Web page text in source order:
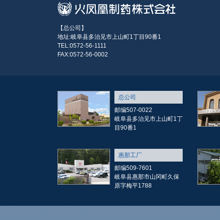
【总公司】
地址:岐阜县多治见市上山町1丁目90番1
TEL:0572-56-1111
FAX:0572-56-0002
总公司
邮编507-0022
岐阜县多治见市上山町1丁
目90番1
惠那工厂
邮编509-7601
岐阜县惠那市山冈町久保
原字梅平1788